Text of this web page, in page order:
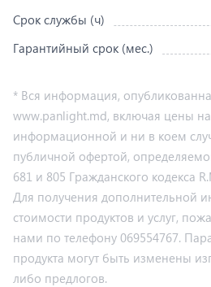
Срок службы (ч)
Гарантийный срок (мес.)
* Вся информация,
www.panlight.md, включая цены
информационной и ни в коем
публичной офертой,
681 и 805 Гражданского кодекса
Для получения дополнительной
стоимости продуктов и услуг,
нами по телефону 069554767.
продукта могут быть изменены
либо предлогов.